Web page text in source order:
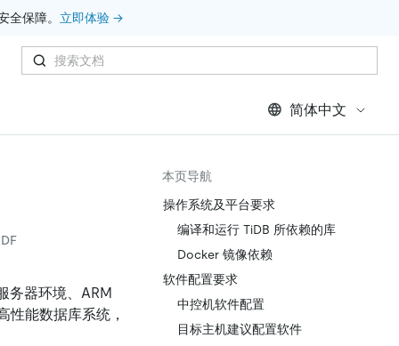
保障。 立即体验 →
简体中文
务器环境、ARM
性能数据库系统，
本页导航
操作系统及平台要求
编译和运行 TiDB 所依赖的库
Docker 镜像依赖
软件配置要求
中控机软件配置
目标主机建议配置软件